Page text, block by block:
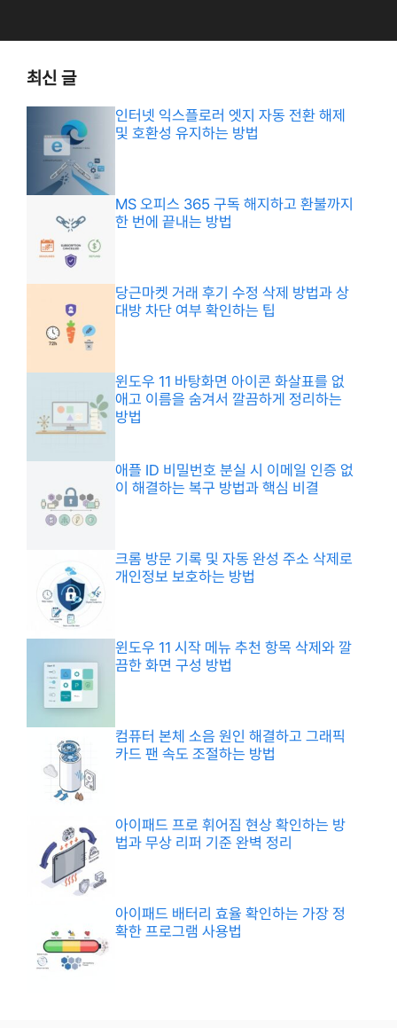
최신 글
인터넷 익스플로러 엣지 자동 전환 해제
및 호환성 유지하는 방법
MS 오피스 365 구독 해지하고 환불까지
한 번에 끝내는 방법
당근마켓 거래 후기 수정 삭제 방법과 상
대방 차단 여부 확인하는 팁
윈도우 11 바탕화면 아이콘 화살표를 없
애고 이름을 숨겨서 깔끔하게 정리하는
방법
애플 ID 비밀번호 분실 시 이메일 인증 없
이 해결하는 복구 방법과 핵심 비결
크롬 방문 기록 및 자동 완성 주소 삭제로
개인정보 보호하는 방법
윈도우 11 시작 메뉴 추천 항목 삭제와 깔
끔한 화면 구성 방법
컴퓨터 본체 소음 원인 해결하고 그래픽
카드 팬 속도 조절하는 방법
아이패드 프로 휘어짐 현상 확인하는 방
법과 무상 리퍼 기준 완벽 정리
아이패드 배터리 효율 확인하는 가장 정
확한 프로그램 사용법